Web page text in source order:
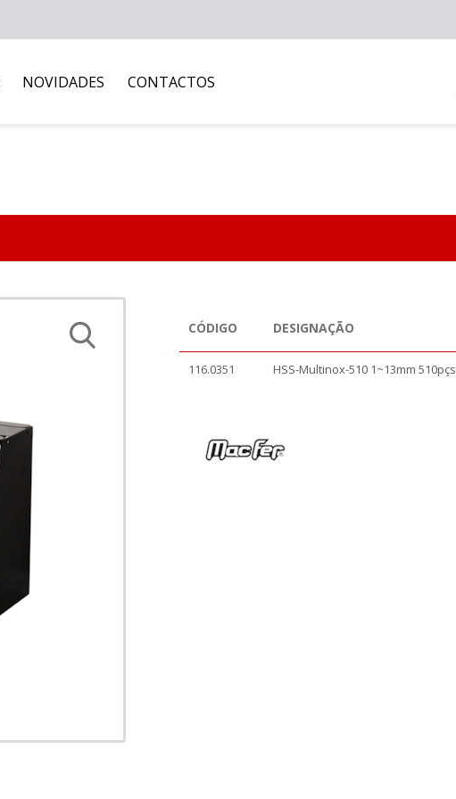
NOVIDADES CONTACTOS
CÓDIGO DESIGNAÇÃO
116.0351 HSS-Multinox-510 1~13mm 510pçs